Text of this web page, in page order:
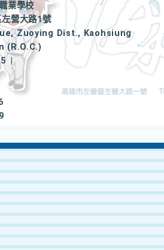
業學校
營大路1號
Zuoying Dist., Kaohsiung
(R.O.C.)
|